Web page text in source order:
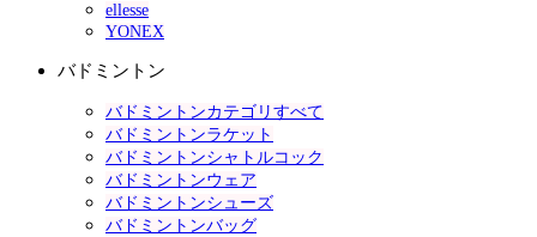
ellesse
YONEX
バドミントン
バドミントンカテゴリすべて
バドミントンラケット
バドミントンシャトルコック
バドミントンウェア
バドミントンシューズ
バドミントンバッグ